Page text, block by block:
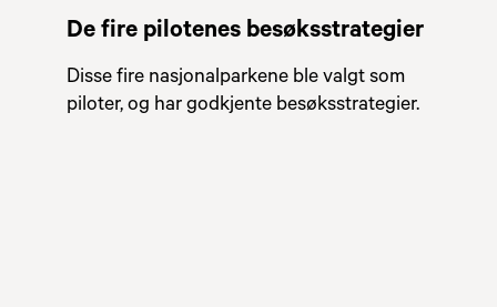
De fire pilotenes besøksstrategier
Disse fire nasjonalparkene ble valgt som
piloter, og har godkjente besøksstrategier.